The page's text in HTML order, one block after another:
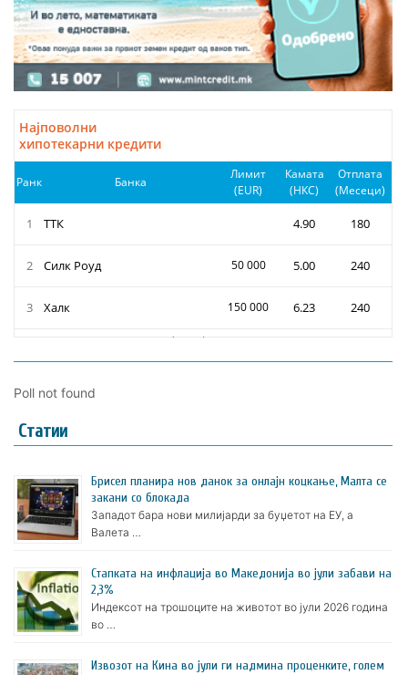
Poll not found
Статии
Брисел планира нов данок за онлајн коцкање, Малта се
закани со блокада
Западот бара нови милијарди за буџетот на ЕУ, а
Валета …
Стапката на инфлација во Македонија во јули забави на
2,3%
Индексот на трошоците на животот во јули 2026 година
во …
Извозот на Кина во јули ги надмина проценките, голем